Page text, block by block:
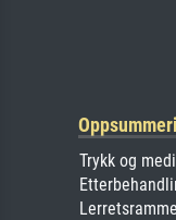
Trykk og
Lerretsramme